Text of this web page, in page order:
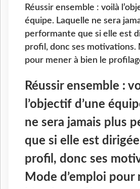
Réussir ensemble : voilà
équipe. Laquelle ne sera
performante que si elle est
profil, donc ses motivations.
pour mener à bien le
Réussir ensemble :
l’objectif d’une
ne sera jamais plus
que si elle est
profil, donc ses
Mode d’emploi pour